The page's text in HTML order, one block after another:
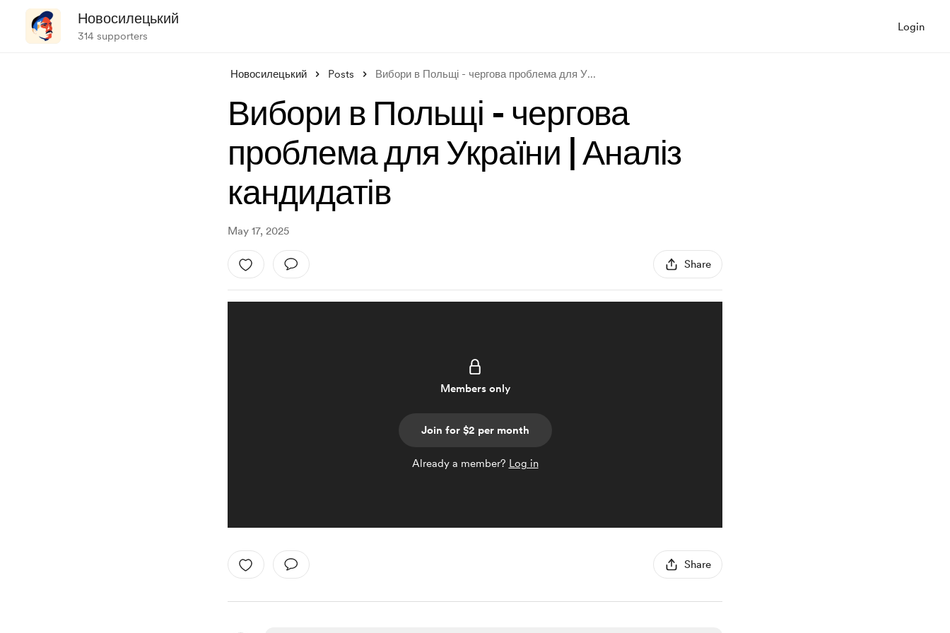
Новосилецький
314 supporters
Login
Новосилецький Posts Вибори в Польщі - чергова проблема для У...
Вибори в Польщі - чергова
проблема для України | Аналіз
кандидатів
May 17, 2025
Share
Members only
Join for $2 per month
Already a member? Log in
Share